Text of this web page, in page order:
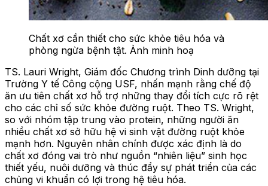
Chất xơ cần thiết cho sức khỏe tiêu hóa và
phòng ngừa bệnh tật. Ảnh minh hoạ
TS. Lauri Wright, Giám đốc Chương trình Dinh dưỡng tại
Trường Y tế Công cộng USF, nhấn mạnh rằng chế độ
ăn ưu tiên chất xơ hỗ trợ những thay đổi tích cực rõ rệt
cho các chỉ số sức khỏe đường ruột. Theo TS. Wright,
so với nhóm tập trung vào protein, những người ăn
nhiều chất xơ sở hữu hệ vi sinh vật đường ruột khỏe
mạnh hơn. Nguyên nhân chính được xác định là do
chất xơ đóng vai trò như nguồn “nhiên liệu” sinh học
thiết yếu, nuôi dưỡng và thúc đẩy sự phát triển của các
chủng vi khuẩn có lợi trong hệ tiêu hóa.